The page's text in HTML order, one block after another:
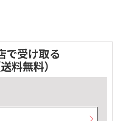
で受け取る
送料無料）